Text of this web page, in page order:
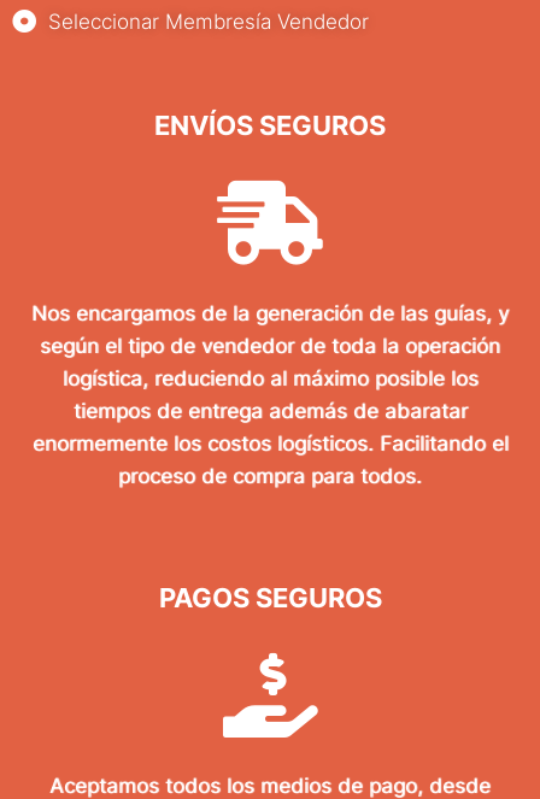
Seleccionar Membresía Vendedor
ENVÍOS SEGUROS
Nos encargamos de la generación de las guías, y
según el tipo de vendedor de toda la operación
logística, reduciendo al máximo posible los
tiempos de entrega además de abaratar
enormemente los costos logísticos. Facilitando el
proceso de compra para todos.
PAGOS SEGUROS
Aceptamos todos los medios de pago, desde